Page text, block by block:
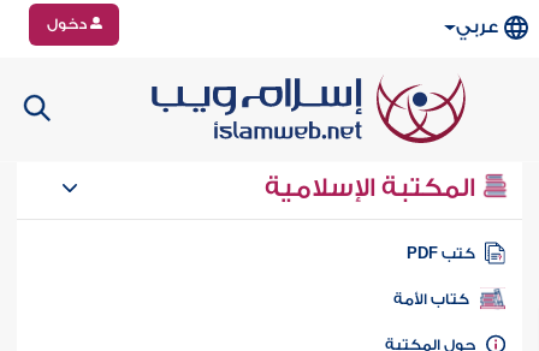
عربي دخول
المكتبة الإسلامية
كتب PDF
كتاب الأمة